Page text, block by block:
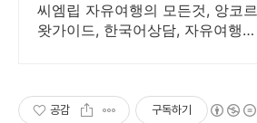
씨엠립 자유여행의 모든것, 앙코르
왓가이드, 한국어상담, 자유여행
공감 구독하기